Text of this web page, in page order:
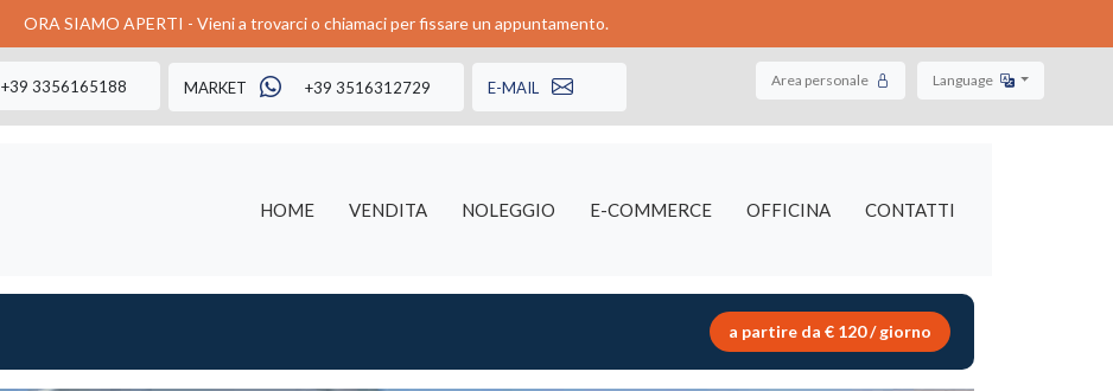
ORA SIAMO APERTI - Vieni a trovarci o chiamaci per fissare un appuntamento.
+39 3356165188 MARKET +39 3516312729 E-MAIL Area personale Language
HOME VENDITA NOLEGGIO E-COMMERCE OFFICINA CONTATTI
a partire da € 120 / giorno